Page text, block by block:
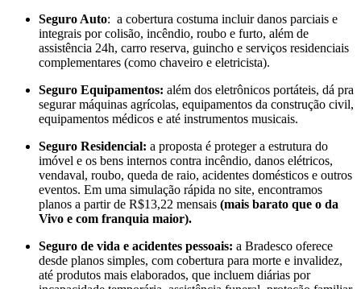
Seguro Auto: a cobertura costuma incluir danos parciais e
integrais por colisão, incêndio, roubo e furto, além de
assistência 24h, carro reserva, guincho e serviços residenciais
complementares (como chaveiro e eletricista).
Seguro Equipamentos: além dos eletrônicos portáteis, dá pra
segurar máquinas agrícolas, equipamentos da construção civil,
equipamentos médicos e até instrumentos musicais.
Seguro Residencial: a proposta é proteger a estrutura do
imóvel e os bens internos contra incêndio, danos elétricos,
vendaval, roubo, queda de raio, acidentes domésticos e outros
eventos. Em uma simulação rápida no site, encontramos
planos a partir de R$13,22 mensais (mais barato que o da
Vivo e com franquia maior).
Seguro de vida e acidentes pessoais: a Bradesco oferece
desde planos simples, com cobertura para morte e invalidez,
até produtos mais elaborados, que incluem diárias por